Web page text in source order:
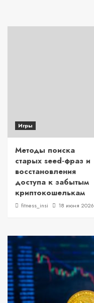
Игры
Методы поиска
старых seed-фраз и
восстановления
доступа к забытым
криптокошелькам
fitness_insi 18 июня 2026